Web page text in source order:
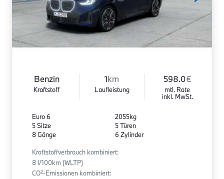
Benzin
Kraftstoff
1km
Laufleistung
598.0€
mtl. Rate
inkl. MwSt.
Euro 6
5 Sitze
8 Gänge
2055kg
5 Türen
6 Zylinder
Kraftstoffverbrauch kombiniert:
8 l/100km (WLTP)
CO2-Emissionen kombiniert: